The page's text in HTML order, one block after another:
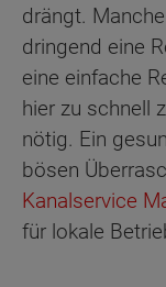
drängt.
dringend eine
eine einfache
hier zu schnell
nötig. Ein
bösen
Kanalservice
für lokale